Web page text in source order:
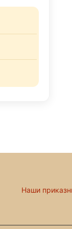
Наши